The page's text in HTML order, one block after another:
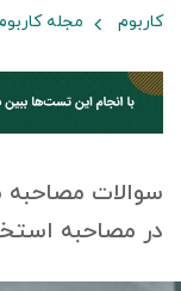
کاربوم مجله
در مصاحبه